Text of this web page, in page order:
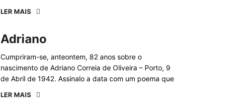
LER MAIS
Adriano
Cumpriram-se, anteontem, 82 anos sobre o
nascimento de Adriano Correia de Oliveira – Porto, 9
de Abril de 1942. Assinalo a data com um poema que
LER MAIS